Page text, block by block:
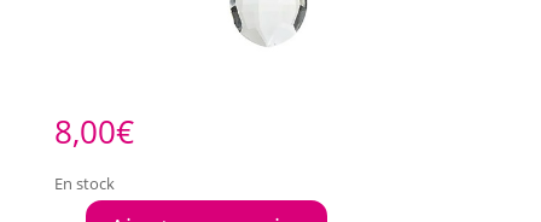
8,00€
En stock